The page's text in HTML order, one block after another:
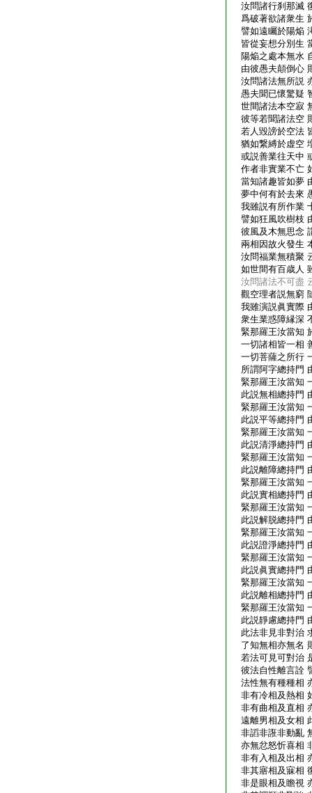
汝問諸行刹那滅
爲破著欲諸衆生
譬如遠矚於陽焔
皆從妄想分別生
陽焔之處本無水
由彼愚夫顛倒心
汝問諸法無所説
愚夫聞已懷驚疑
世間諸法本空寂
彼等若聞諸法空
若人毀謗於空法
猶如繋縛於虚空
或説善業往天中
作者非實業不亡
當知諸趣皆如夢
夢中何有於去來
我雖説有所作業
譬如狂風吹樹枝
彼風及木無思念
兩相因故火發生
汝問福業無積聚
如世間有百歳人
汝問諸法不可盡
觀空理者説無窮
我雖演説眞實際
衆生業惑障縁深
緊那羅王汝當知
一切諸相皆一相
一切菩薩之所行
所謂阿字總持門
緊那羅王汝當知
此説無相總持門
緊那羅王汝當知
此説平等總持門
緊那羅王汝當知
此説清淨總持門
緊那羅王汝當知
此説離障總持門
緊那羅王汝當知
此説實相總持門
緊那羅王汝當知
此説解脱總持門
緊那羅王汝當知
此説證淨總持門
緊那羅王汝當知
此説眞實總持門
緊那羅王汝當知
此説離相總持門
緊那羅王汝當知
此説靜慮總持門
此法非見非對治
了知無相亦無名
若法可見可對治
彼法自性離言詮
法性無有種種相
非有冷相及熱相
非有曲相及直相
遠離男相及女相
非謟非誑非動亂
亦無忿怒忻喜相
非有入相及出相
非其寤相及寐相
非是眼相及瞻視